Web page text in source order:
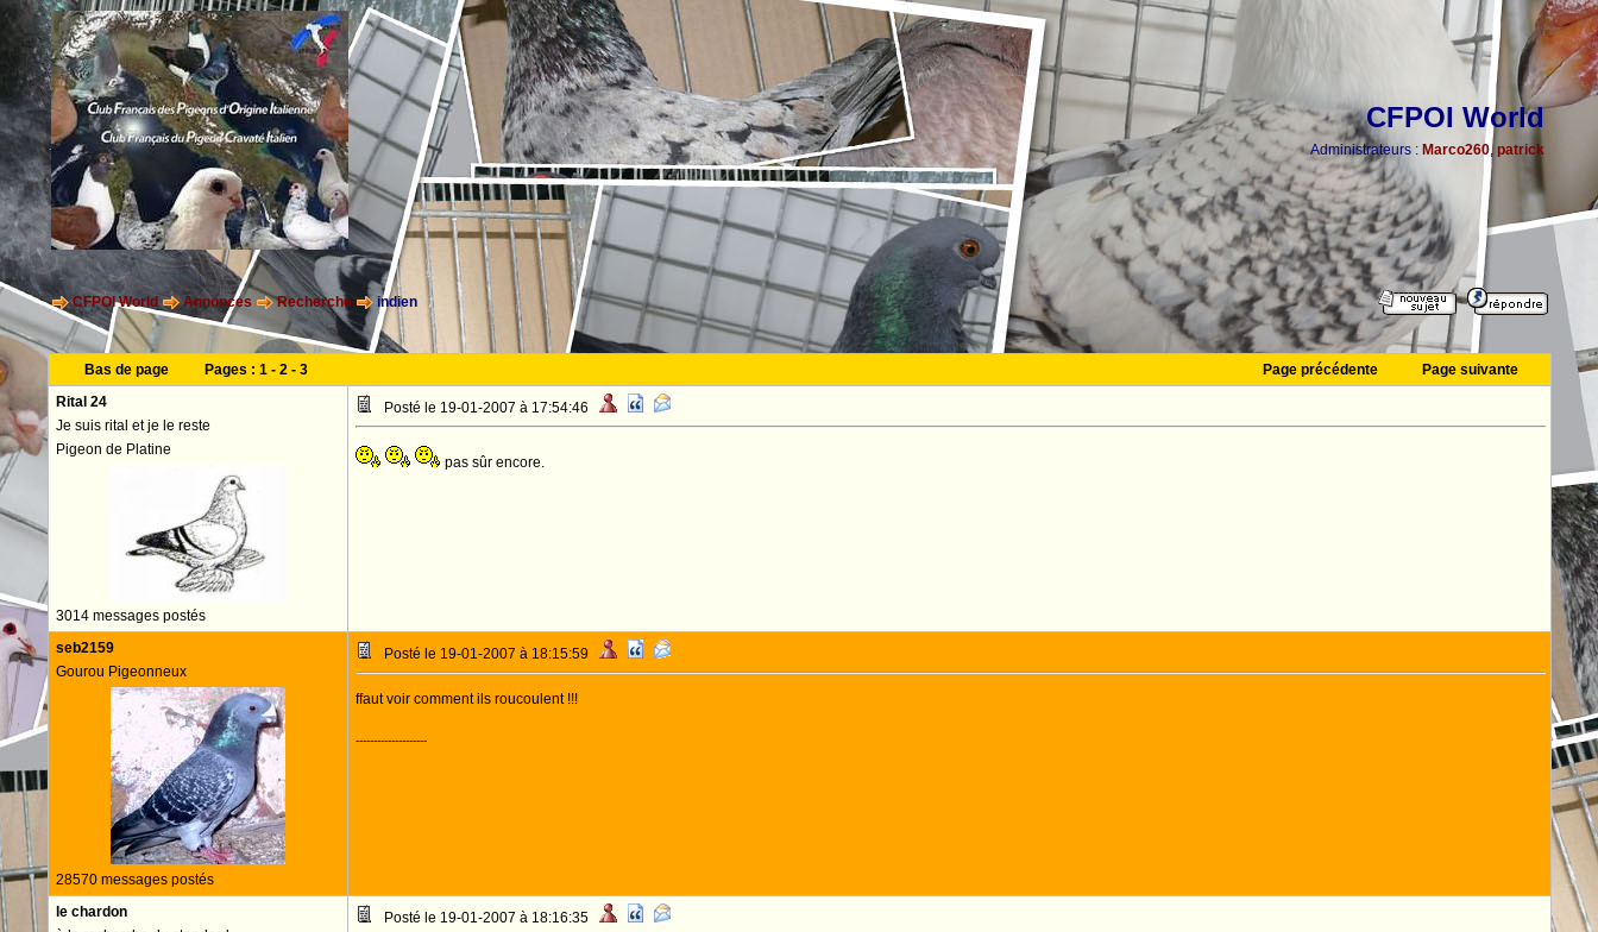
CFPOI World
Administrateurs : Marco260, patrick
CFPOI World Annonces Recherche indien
Bas de page Pages : 1- 2- 3 Page précédente
Page suivante
Rital 24
Je suis rital et je le reste
Pigeon de Platine
3014 messages postés
Posté le 19-01-2007 à 17:54:46
pas sûr encore.
seb2159
Gourou Pigeonneux
28570 messages postés
Posté le 19-01-2007 à 18:15:59
ffaut voir comment ils roucoulent !!!
--------------------
le chardon
Posté le 19-01-2007 à 18:16:35